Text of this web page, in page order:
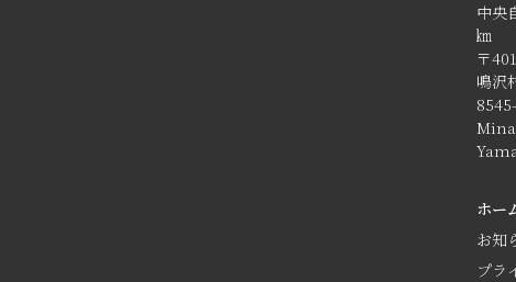
中央
㎞
〒
鳴沢
ホー
お知
プラ